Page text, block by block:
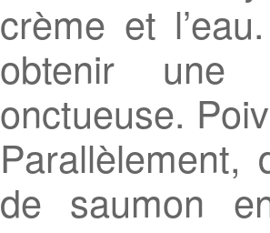
crème et
obtenir une
onctueuse.
Parallèlement,
de saumon